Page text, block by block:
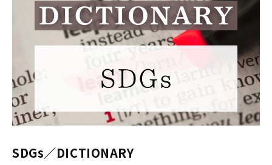
目的別に探す
ジャンル別に探す
OPEN BADGE
お知らせ
SDGs／DICTIONARY